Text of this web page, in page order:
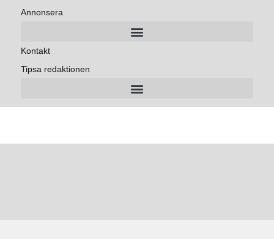
Annonsera
Kontakt
Tipsa redaktionen